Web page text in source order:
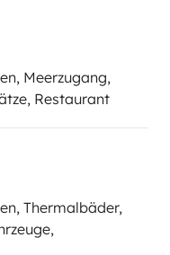
Meerzugang,
Restaurant
Thermalbäder,